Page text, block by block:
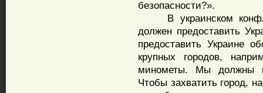
безопасности?».
В украинском
должен предоставить
предоставить Украине
крупных городов,
минометы. Мы должны
Чтобы захватить город,